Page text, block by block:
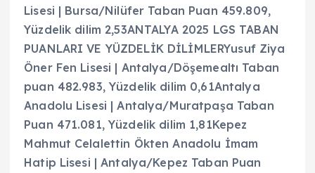
Lisesi | Bursa/Nilüfer Taban Puan 459.809,
Yüzdelik dilim 2,53ANTALYA 2025 LGS TABAN
PUANLARI VE YÜZDELİK DİLİMLERYusuf Ziya
Öner Fen Lisesi | Antalya/Döşemealtı Taban
puan 482.983, Yüzdelik dilim 0,61Antalya
Anadolu Lisesi | Antalya/Muratpaşa Taban
Puan 471.081, Yüzdelik dilim 1,81Kepez
Mahmut Celalettin Ökten Anadolu İmam
Hatip Lisesi | Antalya/Kepez Taban Puan